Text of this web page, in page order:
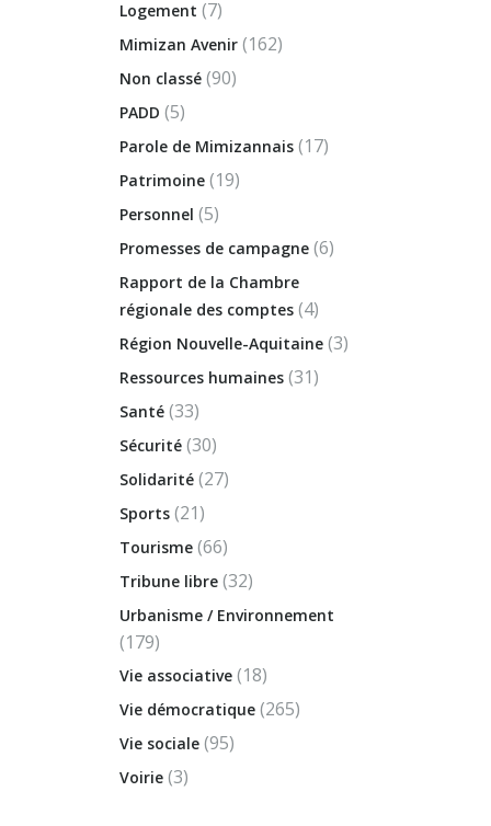
Logement (7)
Mimizan Avenir (162)
Non classé (90)
PADD (5)
Parole de Mimizannais (17)
Patrimoine (19)
Personnel (5)
Promesses de campagne (6)
Rapport de la Chambre
régionale des comptes (4)
Région Nouvelle-Aquitaine (3)
Ressources humaines (31)
Santé (33)
Sécurité (30)
Solidarité (27)
Sports (21)
Tourisme (66)
Tribune libre (32)
Urbanisme / Environnement
(179)
Vie associative (18)
Vie démocratique (265)
Vie sociale (95)
Voirie (3)